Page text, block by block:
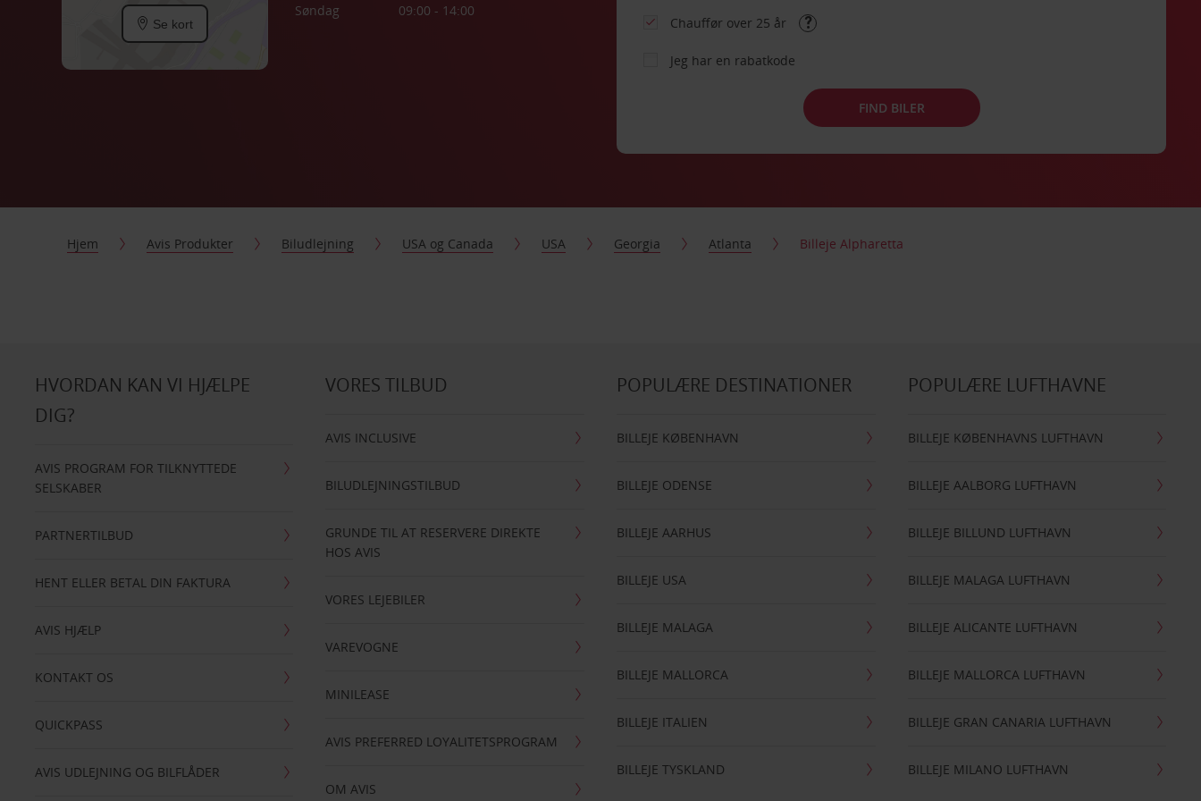
Se kort
Søndag
09:00 - 14:00
Chauffør over 25 år
Jeg har en rabatkode
FIND BILER
Hjem Avis Produkter Biludlejning USA og Canada USA Georgia Atlanta Billeje Alpharetta
HVORDAN KAN VI HJÆLPE
DIG?
AVIS PROGRAM FOR TILKNYTTEDE
SELSKABER
PARTNERTILBUD
HENT ELLER BETAL DIN FAKTURA
AVIS HJÆLP
KONTAKT OS
QUICKPASS
AVIS UDLEJNING OG BILFLÅDER
VORES TILBUD
AVIS INCLUSIVE
BILUDLEJNINGSTILBUD
GRUNDE TIL AT RESERVERE DIREKTE
HOS AVIS
VORES LEJEBILER
VAREVOGNE
MINILEASE
AVIS PREFERRED LOYALITETSPROGRAM
OM AVIS
POPULÆRE DESTINATIONER
BILLEJE KØBENHAVN
BILLEJE ODENSE
BILLEJE AARHUS
BILLEJE USA
BILLEJE MALAGA
BILLEJE MALLORCA
BILLEJE ITALIEN
BILLEJE TYSKLAND
POPULÆRE LUFTHAVNE
BILLEJE KØBENHAVNS LUFTHAVN
BILLEJE AALBORG LUFTHAVN
BILLEJE BILLUND LUFTHAVN
BILLEJE MALAGA LUFTHAVN
BILLEJE ALICANTE LUFTHAVN
BILLEJE MALLORCA LUFTHAVN
BILLEJE GRAN CANARIA LUFTHAVN
BILLEJE MILANO LUFTHAVN